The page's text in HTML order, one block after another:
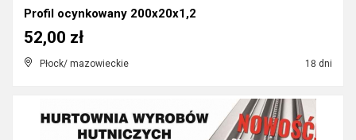
Profil ocynkowany 200x20x1,2
Płock/ mazowieckie 18 dni
52,00 zł